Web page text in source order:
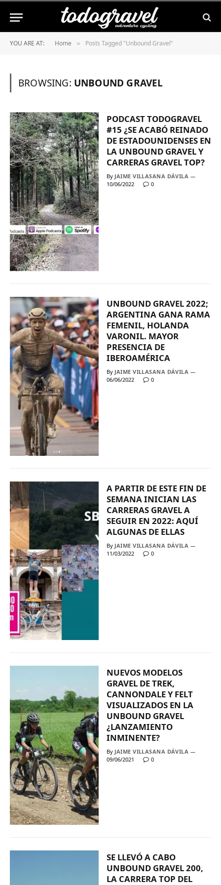
YOU ARE AT: Home » Posts Tagged "Unbound Gravel"
BROWSING: UNBOUND GRAVEL
PODCAST TODOGRAVEL
#15 ¿SE ACABÓ REINADO
DE ESTADOUNIDENSES EN
LA UNBOUND GRAVEL Y
CARRERAS GRAVEL TOP?
By JAIME VILLASANA DÁVILA
10/06/2022
0
UNBOUND GRAVEL 2022;
ARGENTINA GANA RAMA
FEMENIL, HOLANDA
VARONIL. MAYOR
PRESENCIA DE
IBEROAMÉRICA
By JAIME VILLASANA DÁVILA
06/06/2022
0
A PARTIR DE ESTE FIN DE
SEMANA INICIAN LAS
CARRERAS GRAVEL A
SEGUIR EN 2022: AQUÍ
ALGUNAS DE ELLAS
By JAIME VILLASANA DÁVILA
11/03/2022
0
NUEVOS MODELOS
GRAVEL DE TREK,
CANNONDALE Y FELT
VISUALIZADOS EN LA
UNBOUND GRAVEL
¿LANZAMIENTO
INMINENTE?
By JAIME VILLASANA DÁVILA
09/06/2021
0
SE LLEVÓ A CABO
UNBOUND GRAVEL 200,
LA CARRERA TOP DEL